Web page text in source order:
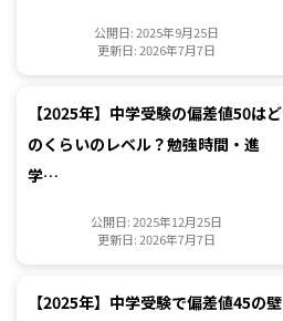
公開日: 2025年9月25日
更新日: 2026年7月7日
【2025年】中学受験の偏差値50はど
のくらいのレベル？勉強時間・進
学…
公開日: 2025年12月25日
更新日: 2026年7月7日
【2025年】中学受験で偏差値45の壁